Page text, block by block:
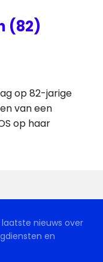
(82)
op 82-jarige
van een
op haar
nieuws over
en